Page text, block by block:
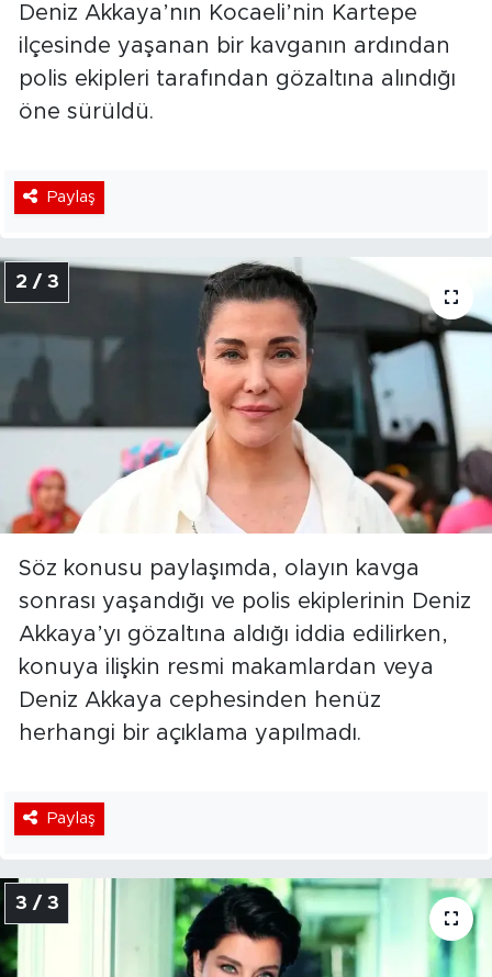
Deniz Akkaya’nın Kocaeli’nin Kartepe
ilçesinde yaşanan bir kavganın ardından
polis ekipleri tarafından gözaltına alındığı
öne sürüldü.
Paylaş
2 / 3
Söz konusu paylaşımda, olayın kavga
sonrası yaşandığı ve polis ekiplerinin Deniz
Akkaya’yı gözaltına aldığı iddia edilirken,
konuya ilişkin resmi makamlardan veya
Deniz Akkaya cephesinden henüz
herhangi bir açıklama yapılmadı.
Paylaş
3 / 3